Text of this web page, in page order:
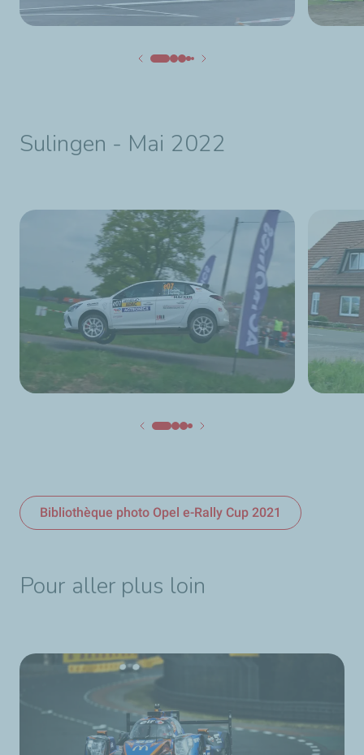
Sulingen - Mai 2022
Bibliothèque photo Opel e-Rally Cup 2021
Pour aller plus loin